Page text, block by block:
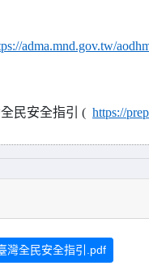
adma.mnd.gov.tw/
民安全指引 ( https://
灣全民安全指引.pdf